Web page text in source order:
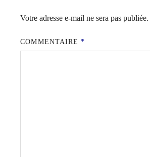
Votre adresse e-mail ne sera pas publiée.
COMMENTAIRE*